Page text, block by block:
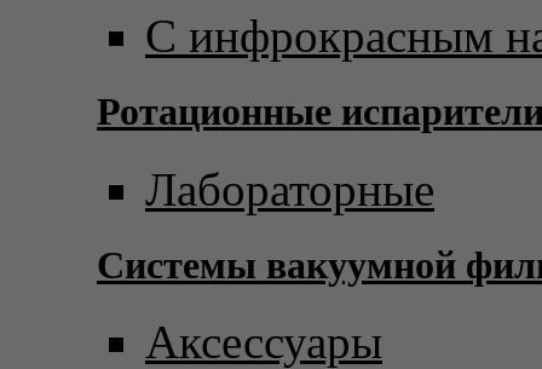
С инфрокрасным
Ротационные
Лабораторные
Системы вакуумной
Аксессуары